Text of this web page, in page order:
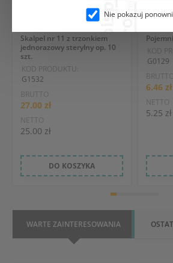
Nie pokazuj
Skalpel nr 11 z trzonkiem
jednorazowy sterylny op. 10
szt.
KOD PRODUKTU:
G1532
BRUTTO
27.00 zł
NETTO
25.00 zł
DO KOSZYKA
KOD
G0129
BRUTTO
6.46 zł
NETTO
5.25 zł
WARTE ZAINTERESOWANIA